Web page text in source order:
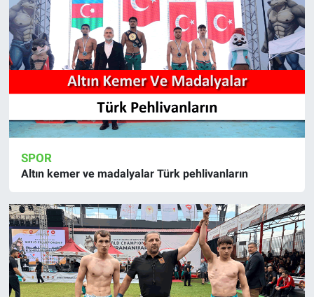
SPOR
Altın kemer ve madalyalar Türk pehlivanların